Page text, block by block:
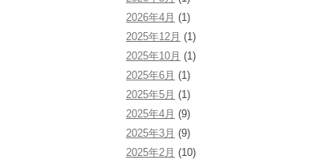
2026年4月 (1)
2025年12月 (1)
2025年10月 (1)
2025年6月 (1)
2025年5月 (1)
2025年4月 (9)
2025年3月 (9)
2025年2月 (10)